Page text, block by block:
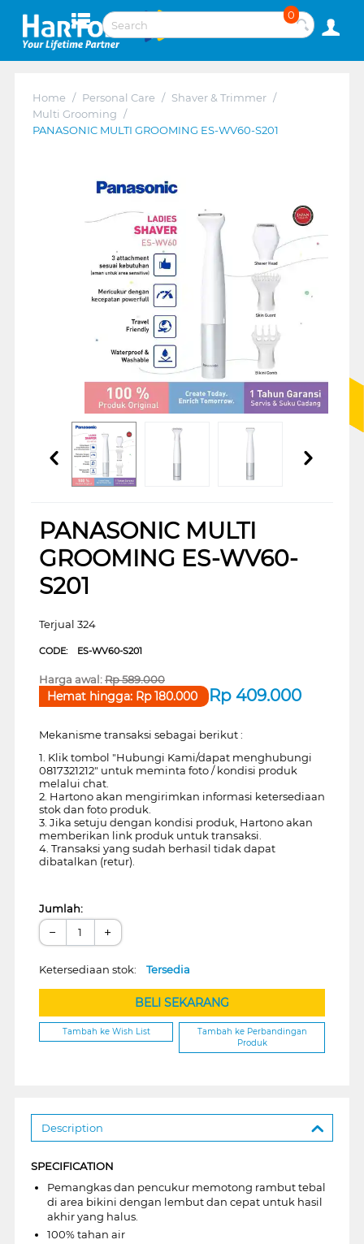
0
Home / Personal Care / Shaver & Trimmer /
Multi Grooming /
PANASONIC MULTI GROOMING ES-WV60-S201
PANASONIC MULTI
GROOMING ES-WV60-
S201
Terjual 324
CODE: ES-WV60-S201
Harga awal:Rp589.000
Rp 409.000
Hemat hingga: Rp180.000
Mekanisme transaksi sebagai berikut :
1. Klik tombol "Hubungi Kami/dapat menghubungi
0817321212" untuk meminta foto / kondisi produk
melalui chat.
2. Hartono akan mengirimkan informasi ketersediaan
stok dan foto produk.
3. Jika setuju dengan kondisi produk, Hartono akan
memberikan link produk untuk transaksi.
4. Transaksi yang sudah berhasil tidak dapat
dibatalkan (retur).
Jumlah:
− +
Ketersediaan stok: Tersedia
BELI SEKARANG
Tambah ke Wish List
Tambah ke Perbandingan
Produk
Description
SPECIFICATION
Pemangkas dan pencukur memotong rambut tebal
di area bikini dengan lembut dan cepat untuk hasil
akhir yang halus.
100% tahan air